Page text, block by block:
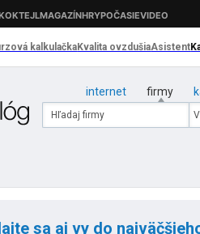
internet firmy
sa aj vy do